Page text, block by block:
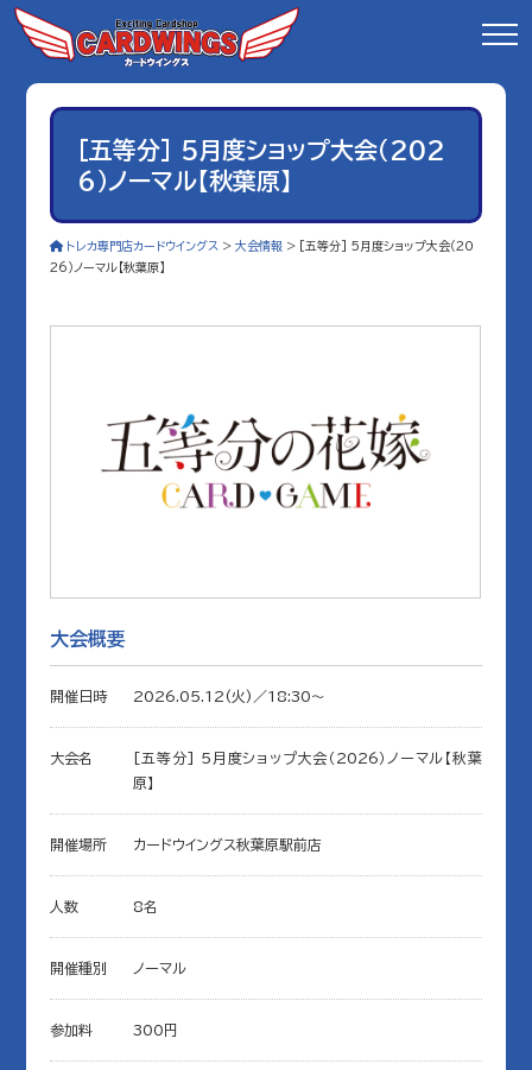
[五等分] 5月度ショップ大会（202
6）ノーマル【秋葉原】
トレカ専門店カードウイングス >大会情報 >
[五等分] 5月度ショップ大会（20
26）ノーマル【秋葉原】
大会概要
開催日時 2026.05.12(火)／18:30〜
大会名
[五等分] 5月度ショップ大会（2026）ノーマル【秋葉
原】
開催場所 カードウイングス秋葉原駅前店
人数 8名
開催種別 ノーマル
参加料 300円